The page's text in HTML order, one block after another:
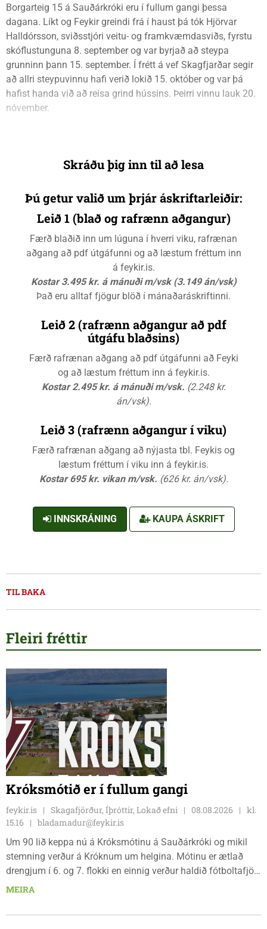
Borgarteig 15 á Sauðárkróki eru í fullum gangi þessa
dagana. Líkt og Feykir greindi frá í haust þá tók Hjörvar
Halldórsson, sviðsstjóri veitu- og framkvæmdasviðs, fyrstu
skóflustunguna 8. september og var byrjað að steypa
grunninn þann 15. september. Í frétt á vef Skagfjarðar segir
að allri steypuvinnu hafi verið lokið 15. október og var þá
hafist handa við að reisa grind hússins. Þeirri vinnu lauk 20.
nóvember.
Skráðu þig inn til að lesa
Þú getur valið um þrjár áskriftarleiðir:
Leið 1 (blað og rafrænn aðgangur)
Færð blaðið inn um lúguna í hverri viku, rafrænan
aðgang að pdf útgáfunni og að læstum fréttum inn
á feykir.is.
Kostar 3.495 kr. á mánuði m/vsk (3.149 án/vsk)
Það eru alltaf fjögur blöð í mánaðaráskriftinni.
Leið 2 (rafrænn aðgangur að pdf
útgáfu blaðsins)
Færð rafrænan aðgang að pdf útgáfunni að Feyki
og að læstum fréttum inn á feykir.is.
Kostar 2.495 kr. á mánuði m/vsk. (2.248 kr.
án/vsk).
Leið 3 (rafrænn aðgangur í viku)
Færð rafrænan aðgang að nýjasta tbl. Feykis og
læstum fréttum í viku inn á feykir.is.
Kostar 695 kr. vikan m/vsk. (626 kr. án/vsk).
INNSKRÁNING KAUPA ÁSKRIFT
TIL BAKA
Fleiri fréttir
Króksmótið er í fullum gangi
feykir.is Skagafjörður, Íþróttir, Lokað efni 08.08.2026
kl.
15.16
bladamadur@feykir.is
Um 90 lið keppa nú á Króksmótinu á Sauðárkróki og mikil
stemning verður á Króknum um helgina. Mótinu er ætlað
drengjum í 6. og 7. flokki en einnig verður haldið fótboltafjör
fyrir yngri systkini. Mótið hófst í gær, föstudaginn 7. ágúst
MEIRA